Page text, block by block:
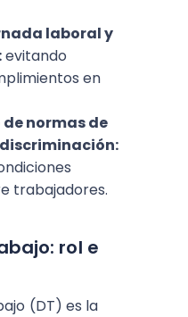
laboral y
evitando
en
normas de
trabajadores.
rol e
(DT) es la